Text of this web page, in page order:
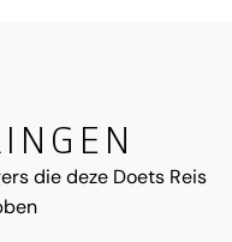
die deze Doets Reis